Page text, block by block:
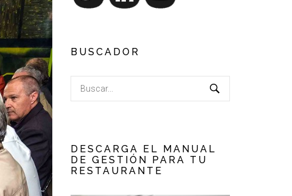
BUSCADOR
DESCARGA EL MANUAL
DE GESTIÓN PARA TU
RESTAURANTE